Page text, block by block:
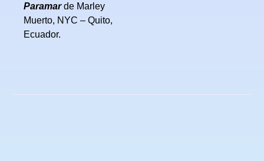
Paramarde Marley
Muerto, NYC – Quito,
Ecuador.